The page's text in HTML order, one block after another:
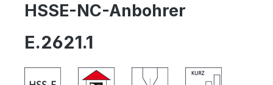
HSSE-NC-Anbohrer
E.2621.1